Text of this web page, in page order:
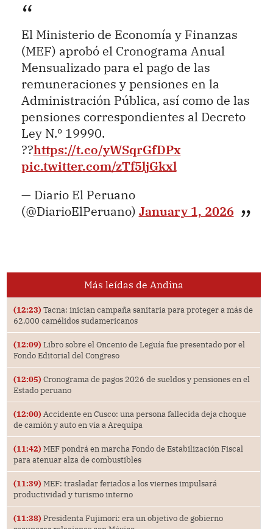
El Ministerio de Economía y Finanzas
(MEF) aprobó el Cronograma Anual
Mensualizado para el pago de las
remuneraciones y pensiones en la
Administración Pública, así como de las
pensiones correspondientes al Decreto
Ley N.º 19990.
??https://t.co/yWSqrGfDPx
pic.twitter.com/zTf5ljGkxl
— Diario El Peruano
(@DiarioElPeruano) January 1, 2026
Más leídas de Andina
(12:23) Tacna: inician campaña sanitaria para proteger a más de
62,000 camélidos sudamericanos
(12:09) Libro sobre el Oncenio de Leguía fue presentado por el
Fondo Editorial del Congreso
(12:05) Cronograma de pagos 2026 de sueldos y pensiones en el
Estado peruano
(12:00) Accidente en Cusco: una persona fallecida deja choque
de camión y auto en vía a Arequipa
(11:42) MEF pondrá en marcha Fondo de Estabilización Fiscal
para atenuar alza de combustibles
(11:39) MEF: trasladar feriados a los viernes impulsará
productividad y turismo interno
(11:38) Presidenta Fujimori: era un objetivo de gobierno